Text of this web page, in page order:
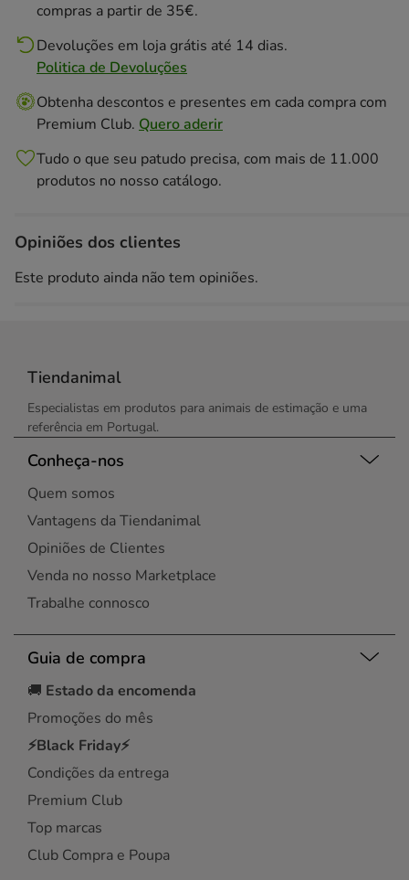
compras a partir de 35€.
Devoluções em loja grátis até 14 dias.
Politica de Devoluções
Obtenha descontos e presentes em cada compra com
Premium Club. Quero aderir
Tudo o que seu patudo precisa, com mais de 11.000
produtos no nosso catálogo.
Opiniões dos clientes
Este produto ainda não tem opiniões.
Tiendanimal
Especialistas em produtos para animais de estimação e uma
referência em Portugal.
Conheça-nos
Quem somos
Vantagens da Tiendanimal
Opiniões de Clientes
Venda no nosso Marketplace
Trabalhe connosco
Guia de compra
🚚 Estado da encomenda
Promoções do mês
⚡Black Friday⚡
Condições da entrega
Premium Club
Top marcas
Club Compra e Poupa